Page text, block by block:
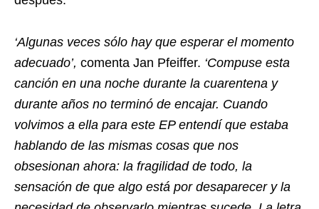
‘Algunas veces sólo hay que esperar el momento
adecuado’, comenta Jan Pfeiffer. ‘Compuse esta
canción en una noche durante la cuarentena y
durante años no terminó de encajar. Cuando
volvimos a ella para este EP entendí que estaba
hablando de las mismas cosas que nos
obsesionan ahora: la fragilidad de todo, la
sensación de que algo está por desaparecer y la